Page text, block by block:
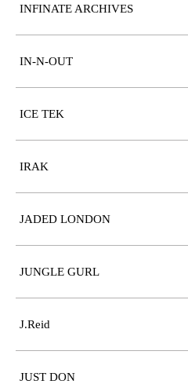
INFINATE ARCHIVES
IN-N-OUT
ICE TEK
IRAK
JADED LONDON
JUNGLE GURL
J.Reid
JUST DON